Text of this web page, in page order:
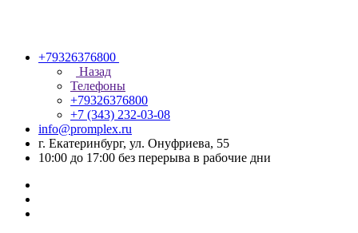
+79326376800
Назад
Телефоны
+79326376800
+7 (343) 232-03-08
info@promplex.ru
г. Екатеринбург, ул. Онуфриева, 55
10:00 до 17:00 без перерыва в рабочие дни